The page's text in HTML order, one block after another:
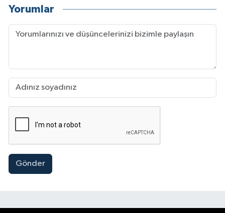
Yorumlar
Gönder